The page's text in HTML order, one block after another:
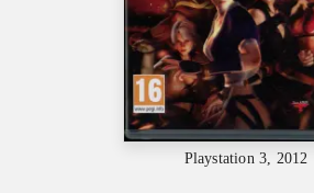
Playstation 3, 2012